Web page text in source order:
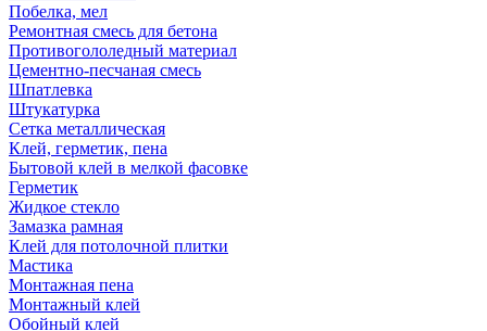
Побелка, мел
Ремонтная смесь для бетона
Противогололедный материал
Цементно-песчаная смесь
Шпатлевка
Штукатурка
Сетка металлическая
Клей, герметик, пена
Бытовой клей в мелкой фасовке
Герметик
Жидкое стекло
Замазка рамная
Клей для потолочной плитки
Мастика
Монтажная пена
Монтажный клей
Обойный клей